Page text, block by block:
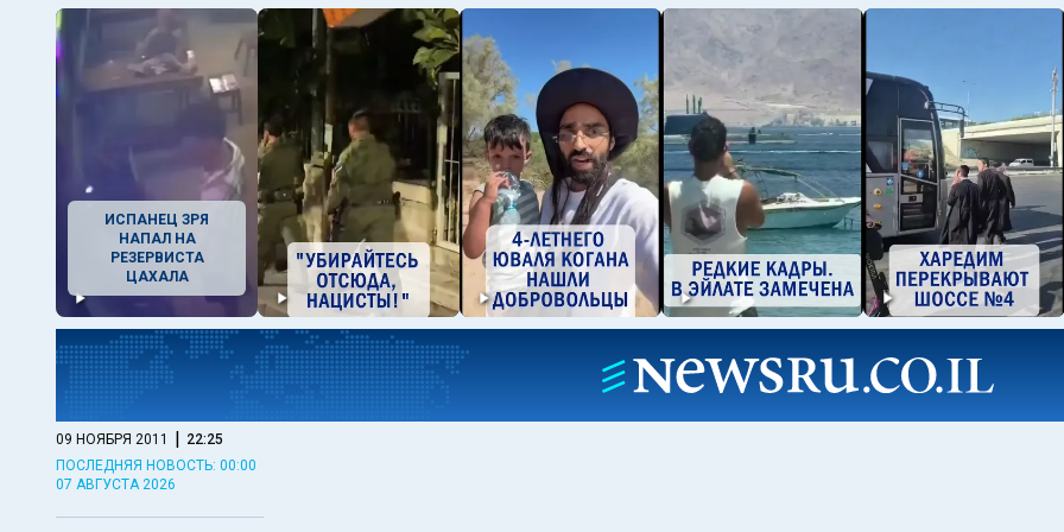
ИСПАНЕЦ ЗРЯ
НАПАЛ НА
РЕЗЕРВИСТА
ЦАХАЛА
09 НОЯБРЯ 2011 | 22:25
ПОСЛЕДНЯЯ НОВОСТЬ: 00:00
07 АВГУСТА 2026